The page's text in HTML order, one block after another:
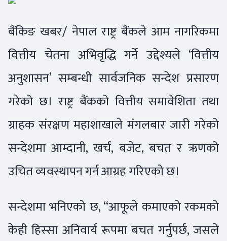
बैंकिङ खबर/ नेपाल राष्ट्र बैंकले आम नागरिकमा
वित्तीय चेतना अभिवृद्धि गर्ने उद्देश्यले ‘वित्तीय
अनुशासन’ सम्बन्धी सार्वजनिक सन्देश प्रसारण
गरेको छ। राष्ट्र बैंकको वित्तीय समावेशिता तथा
ग्राहक संरक्षण महाशाखाले मंगलबार जारी गरेको
सन्देशमा आम्दानी, खर्च, बजेट, बचत र ऋणको
उचित व्यवस्थापन गर्न आग्रह गरिएको छ।
सन्देशमा भनिएको छ, “आफूले कमाएको रकमको
केही हिस्सा अनिवार्य रूपमा बचत गर्नुपर्छ, जसले